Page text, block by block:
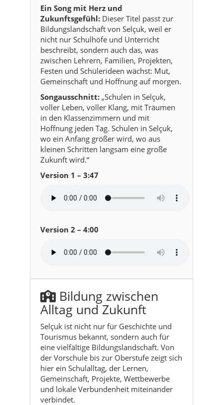
Ein Song mit Herz und
Zukunftsgefühl: Dieser Titel passt zur
Bildungslandschaft von Selçuk, weil er
nicht nur Schulhöfe und Unterricht
beschreibt, sondern auch das, was
zwischen Lehrern, Familien, Projekten,
Festen und Schülerideen wächst: Mut,
Gemeinschaft und Hoffnung auf morgen.
Songausschnitt: „Schulen in Selçuk,
voller Leben, voller Klang, mit Träumen
in den Klassenzimmern und mit
Hoffnung jeden Tag. Schulen in Selçuk,
wo ein Anfang größer wird, wo aus
kleinen Schritten langsam eine große
Zukunft wird.“
Version 1 – 3:47
Version 2 – 4:00
Bildung zwischen
Alltag und Zukunft
Selçuk ist nicht nur für Geschichte und
Tourismus bekannt, sondern auch für
eine vielfältige Bildungslandschaft. Von
der Vorschule bis zur Oberstufe zeigt sich
hier ein Schulalltag, der Lernen,
Gemeinschaft, Projekte, Wettbewerbe
und lokale Verbundenheit miteinander
verbindet.